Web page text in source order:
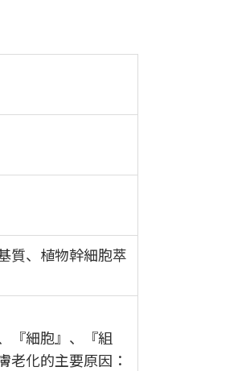
質、植物幹細胞萃
『細胞』、『組
老化的主要原因：